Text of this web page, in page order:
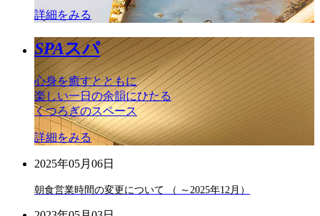
詳細をみる
SPAスパ
心身を癒すとともに
楽しい一日の余韻にひたる
くつろぎのスペース
詳細をみる
2025年05月06日
朝食営業時間の変更について （ ～2025年12月）